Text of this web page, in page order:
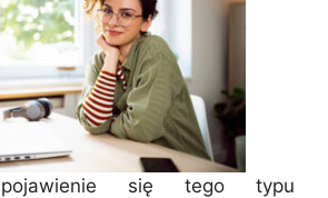
pojawienie się tego typu